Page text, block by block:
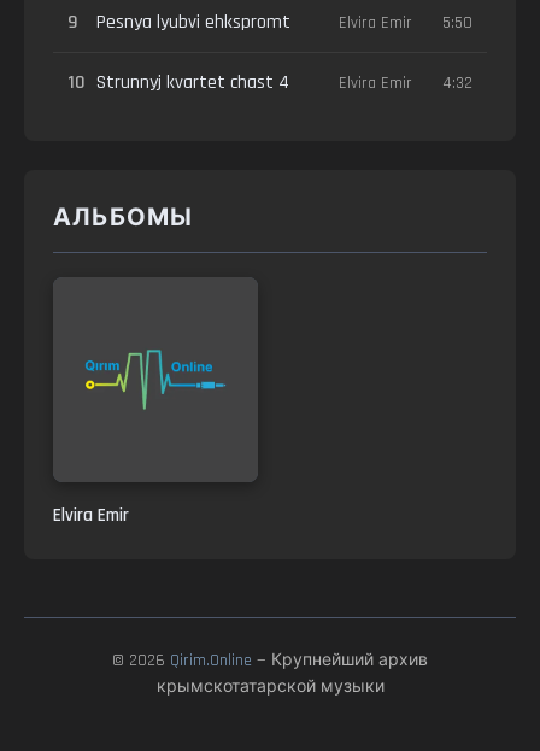
9 Pesnya lyubvi ehkspromt Elvira Emir 5:50
10 Strunnyj kvartet chast 4 Elvira Emir 4:32
АЛЬБОМЫ
Elvira Emir
© 2026 Qirim.Online — Крупнейший архив
крымскотатарской музыки